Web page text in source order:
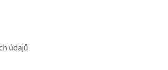
údajů